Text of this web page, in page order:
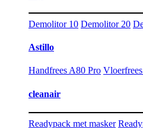
Demolitor 10 Demolitor 20
Astillo
Handfrees A80 Pro
cleanair
Readypack met masker